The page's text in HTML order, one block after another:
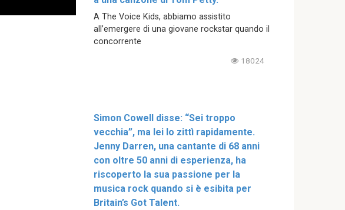
A The Voice Kids, abbiamo assistito
all’emergere di una giovane rockstar quando il
concorrente
18024
Simon Cowell disse: “Sei troppo
vecchia”, ma lei lo zittì rapidamente.
Jenny Darren, una cantante di 68 anni
con oltre 50 anni di esperienza, ha
riscoperto la sua passione per la
musica rock quando si è esibita per
Britain’s Got Talent.